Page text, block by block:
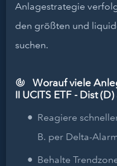
Anlagestrategie
den größten und
suchen.
Worauf viele
II UCITS ETF - Dist
Reagiere
B. per Delta-
Behalte